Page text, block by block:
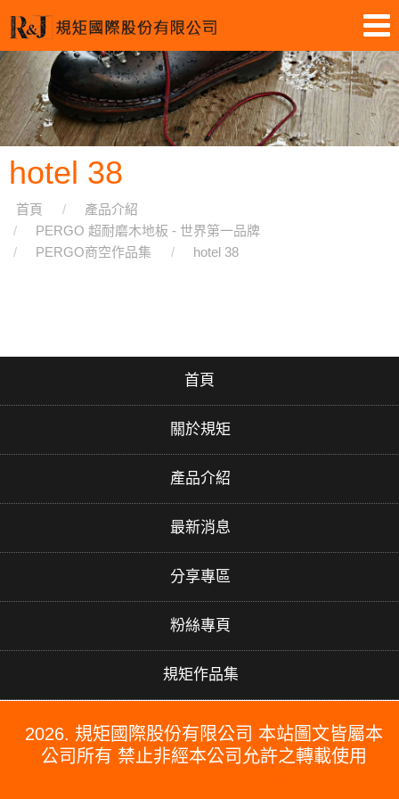
hotel 38
首頁
產品介紹
PERGO 超耐磨木地板 - 世界第一品牌
PERGO商空作品集
hotel 38
首頁
關於規矩
產品介紹
最新消息
分享專區
粉絲專頁
規矩作品集
2026. 規矩國際股份有限公司 本站圖文皆屬本
公司所有 禁止非經本公司允許之轉載使用